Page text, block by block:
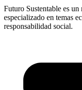
Futuro Sustentable es
especializado en temas
responsabilidad social.